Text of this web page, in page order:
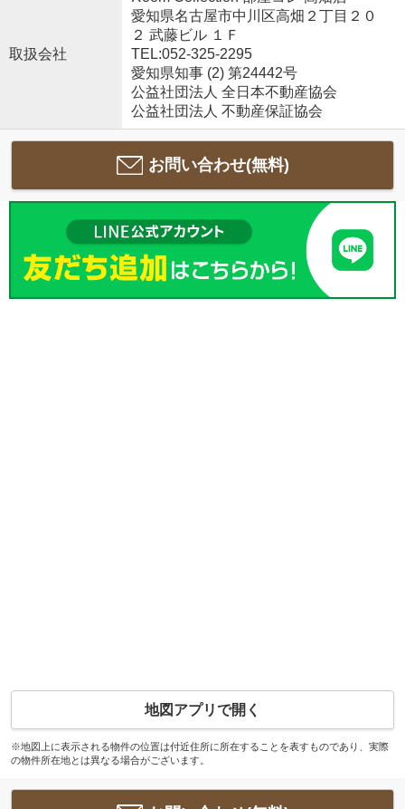
取扱会社
愛知県名古屋市中川区高畑２丁目２０
２ 武藤ビル １Ｆ
TEL:052-325-2295
愛知県知事 (2) 第24442号
公益社団法人 全日本不動産協会
公益社団法人 不動産保証協会
お問い合わせ(無料)
地図アプリで開く
※地図上に表示される物件の位置は付近住所に所在することを表すものであり、実際
の物件所在地とは異なる場合がございます。